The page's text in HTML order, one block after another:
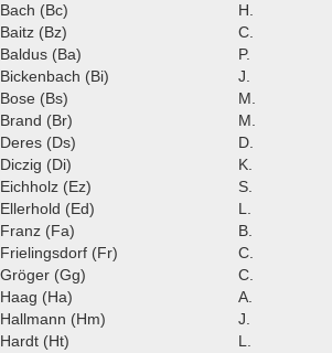
Bach (Bc)
H.
Baitz (Bz)
C.
Baldus (Ba)
P.
Bickenbach (Bi)
J.
Bose (Bs)
M.
Brand (Br)
M.
Deres (Ds)
D.
Diczig (Di)
K.
Eichholz (Ez)
S.
Ellerhold (Ed)
L.
Franz (Fa)
B.
Frielingsdorf (Fr)
C.
Gröger (Gg)
C.
Haag (Ha)
A.
Hallmann (Hm)
J.
Hardt (Ht)
L.